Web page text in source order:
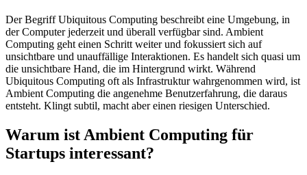
Der Begriff Ubiquitous Computing beschreibt eine Umgebung, in
der Computer jederzeit und überall verfügbar sind. Ambient
Computing geht einen Schritt weiter und fokussiert sich auf
unsichtbare und unauffällige Interaktionen. Es handelt sich quasi um
die unsichtbare Hand, die im Hintergrund wirkt. Während
Ubiquitous Computing oft als Infrastruktur wahrgenommen wird, ist
Ambient Computing die angenehme Benutzerfahrung, die daraus
entsteht. Klingt subtil, macht aber einen riesigen Unterschied.
Warum ist Ambient Computing für
Startups interessant?